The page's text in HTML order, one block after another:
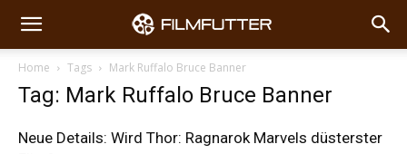
Home Tags Mark Ruffalo Bruce Banner
Tag: Mark Ruffalo Bruce Banner
Neue Details: Wird Thor: Ragnarok Marvels düsterster